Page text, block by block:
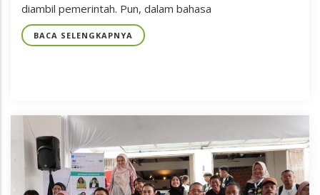
diambil pemerintah. Pun, dalam bahasa
BACA SELENGKAPNYA